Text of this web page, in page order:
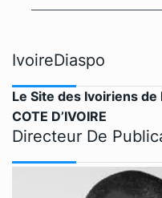
IvoireDiaspo
Le Site des Ivoiriens
COTE D’IVOIRE
Directeur De